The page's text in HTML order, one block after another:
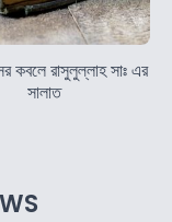
কবলে রাসুলুল্লাহ সাঃ এর
সালাত